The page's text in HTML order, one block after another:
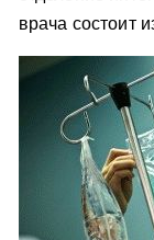
врача состоит